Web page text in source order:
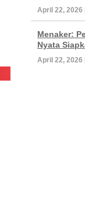
April 22, 2026
Menaker:
Nyata
April 22, 2026